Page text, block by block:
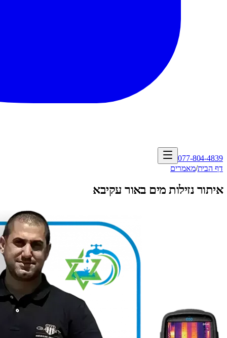
077-804-4839
דף הבית/מאמרים
איתור נזילות מים באור עקיבא